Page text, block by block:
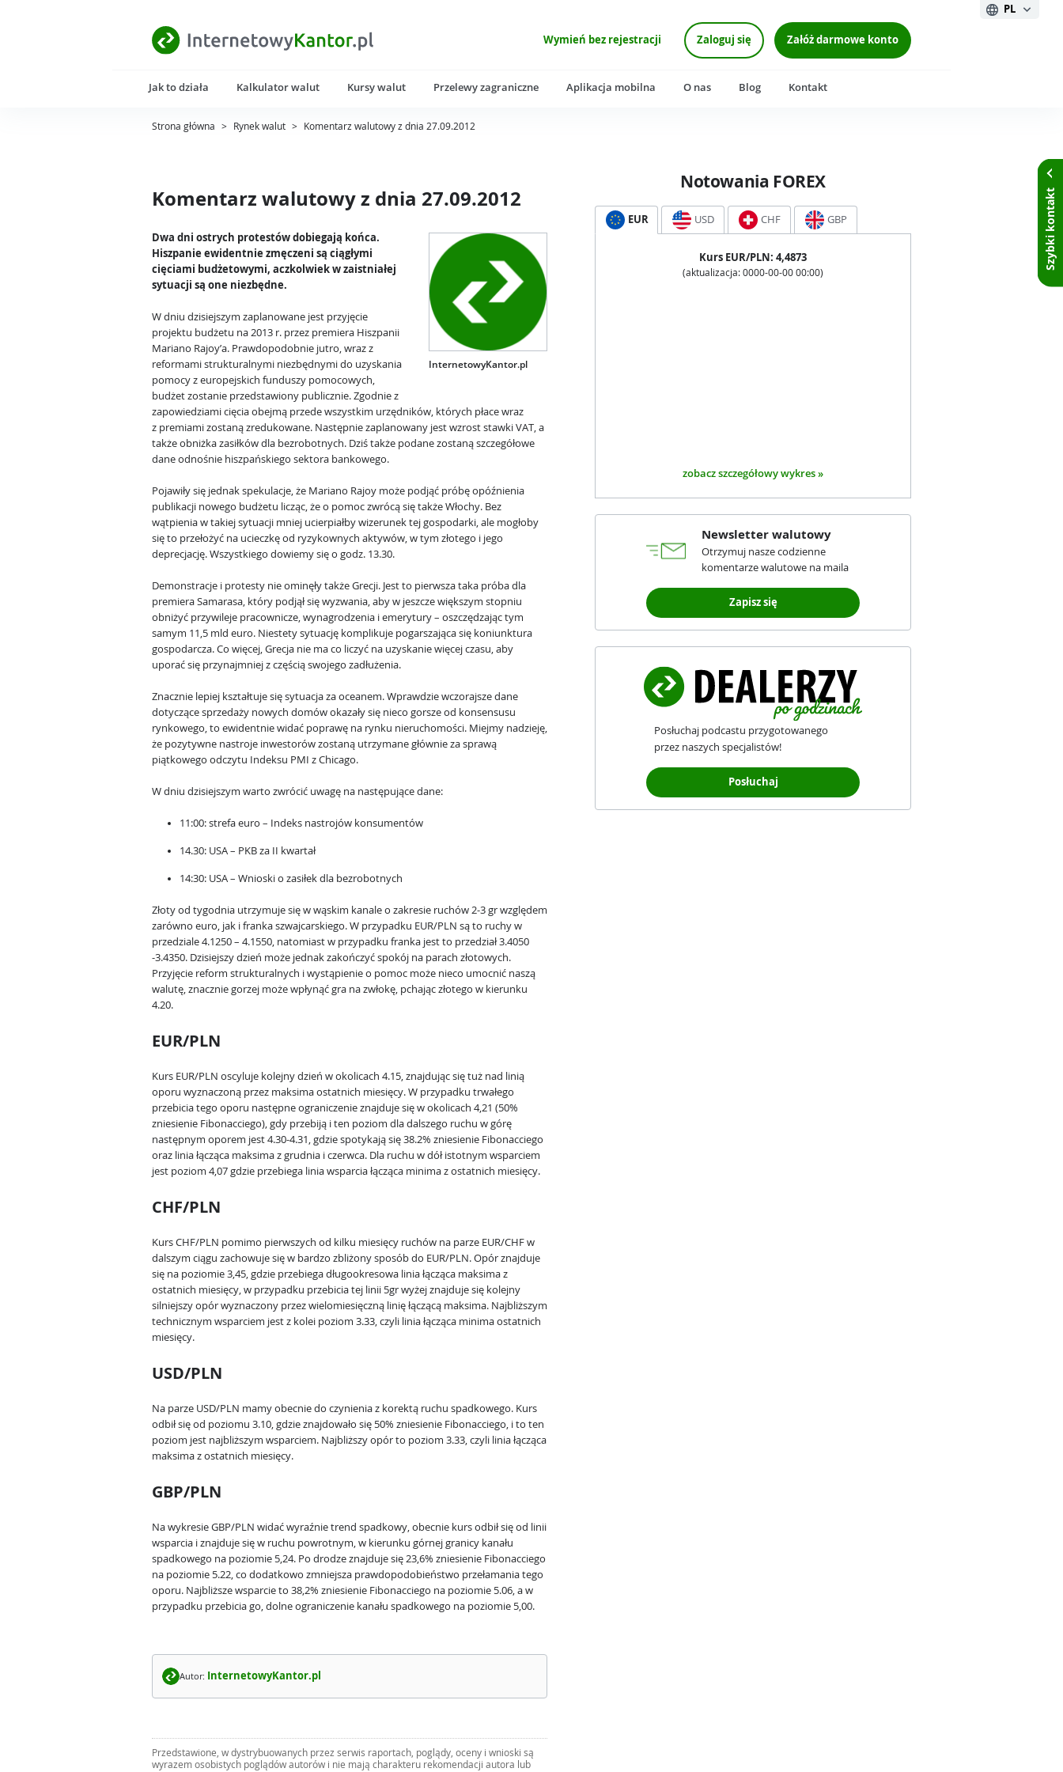
Wymień bez rejestracji Zaloguj się Załóż darmowe konto
PL
Jak to działa Kalkulator walut Kursy walut Przelewy zagraniczne Aplikacja mobilna O nas Blog Kontakt
Strona główna > Rynek walut > Komentarz walutowy z dnia 27.09.2012
Komentarz walutowy z dnia 27.09.2012
InternetowyKantor.pl
Dwa dni ostrych protestów dobiegają końca.
Hiszpanie ewidentnie zmęczeni są ciągłymi
cięciami budżetowymi, aczkolwiek w zaistniałej
sytuacji są one niezbędne.
W dniu dzisiejszym zaplanowane jest przyjęcie
projektu budżetu na 2013 r. przez premiera Hiszpanii
Mariano Rajoy’a. Prawdopodobnie jutro, wraz z
reformami strukturalnymi niezbędnymi do uzyskania
pomocy z europejskich funduszy pomocowych,
budżet zostanie przedstawiony publicznie. Zgodnie z
zapowiedziami cięcia obejmą przede wszystkim urzędników, których płace wraz
z premiami zostaną zredukowane. Następnie zaplanowany jest wzrost stawki VAT, a
także obniżka zasiłków dla bezrobotnych. Dziś także podane zostaną szczegółowe
dane odnośnie hiszpańskiego sektora bankowego.
Pojawiły się jednak spekulacje, że Mariano Rajoy może podjąć próbę opóźnienia
publikacji nowego budżetu licząc, że o pomoc zwrócą się także Włochy. Bez
wątpienia w takiej sytuacji mniej ucierpiałby wizerunek tej gospodarki, ale mogłoby
się to przełożyć na ucieczkę od ryzykownych aktywów, w tym złotego i jego
deprecjację. Wszystkiego dowiemy się o godz. 13.30.
Demonstracje i protesty nie ominęły także Grecji. Jest to pierwsza taka próba dla
premiera Samarasa, który podjął się wyzwania, aby w jeszcze większym stopniu
obniżyć przywileje pracownicze, wynagrodzenia i emerytury – oszczędzając tym
samym 11,5 mld euro. Niestety sytuację komplikuje pogarszająca się koniunktura
gospodarcza. Co więcej, Grecja nie ma co liczyć na uzyskanie więcej czasu, aby
uporać się przynajmniej z częścią swojego zadłużenia.
Znacznie lepiej kształtuje się sytuacja za oceanem. Wprawdzie wczorajsze dane
dotyczące sprzedaży nowych domów okazały się nieco gorsze od konsensusu
rynkowego, to ewidentnie widać poprawę na rynku nieruchomości. Miejmy nadzieję,
że pozytywne nastroje inwestorów zostaną utrzymane głównie za sprawą
piątkowego odczytu Indeksu PMI z Chicago.
W dniu dzisiejszym warto zwrócić uwagę na następujące dane:
11:00: strefa euro – Indeks nastrojów konsumentów
14.30: USA – PKB za II kwartał
14:30: USA – Wnioski o zasiłek dla bezrobotnych
Złoty od tygodnia utrzymuje się w wąskim kanale o zakresie ruchów 2-3 gr względem
zarówno euro, jak i franka szwajcarskiego. W przypadku EUR/PLN są to ruchy w
przedziale 4.1250 – 4.1550, natomiast w przypadku franka jest to przedział 3.4050
-3.4350. Dzisiejszy dzień może jednak zakończyć spokój na parach złotowych.
Przyjęcie reform strukturalnych i wystąpienie o pomoc może nieco umocnić naszą
walutę, znacznie gorzej może wpłynąć gra na zwłokę, pchając złotego w kierunku
4.20.
EUR/PLN
Kurs EUR/PLN oscyluje kolejny dzień w okolicach 4.15, znajdując się tuż nad linią
oporu wyznaczoną przez maksima ostatnich miesięcy. W przypadku trwałego
przebicia tego oporu następne ograniczenie znajduje się w okolicach 4,21 (50%
zniesienie Fibonacciego), gdy przebiją i ten poziom dla dalszego ruchu w górę
następnym oporem jest 4.30-4.31, gdzie spotykają się 38.2% zniesienie Fibonacciego
oraz linia łącząca maksima z grudnia i czerwca. Dla ruchu w dół istotnym wsparciem
jest poziom 4,07 gdzie przebiega linia wsparcia łącząca minima z ostatnich miesięcy.
CHF/PLN
Kurs CHF/PLN pomimo pierwszych od kilku miesięcy ruchów na parze EUR/CHF w
dalszym ciągu zachowuje się w bardzo zbliżony sposób do EUR/PLN. Opór znajduje
się na poziomie 3,45, gdzie przebiega długookresowa linia łącząca maksima z
ostatnich miesięcy, w przypadku przebicia tej linii 5gr wyżej znajduje się kolejny
silniejszy opór wyznaczony przez wielomiesięczną linię łączącą maksima. Najbliższym
technicznym wsparciem jest z kolei poziom 3.33, czyli linia łącząca minima ostatnich
miesięcy.
USD/PLN
Na parze USD/PLN mamy obecnie do czynienia z korektą ruchu spadkowego. Kurs
odbił się od poziomu 3.10, gdzie znajdowało się 50% zniesienie Fibonacciego, i to ten
poziom jest najbliższym wsparciem. Najbliższy opór to poziom 3.33, czyli linia łącząca
maksima z ostatnich miesięcy.
GBP/PLN
Na wykresie GBP/PLN widać wyraźnie trend spadkowy, obecnie kurs odbił się od linii
wsparcia i znajduje się w ruchu powrotnym, w kierunku górnej granicy kanału
spadkowego na poziomie 5,24. Po drodze znajduje się 23,6% zniesienie Fibonacciego
na poziomie 5.22, co dodatkowo zmniejsza prawdopodobieństwo przełamania tego
oporu. Najbliższe wsparcie to 38,2% zniesienie Fibonacciego na poziomie 5.06, a w
przypadku przebicia go, dolne ograniczenie kanału spadkowego na poziomie 5,00.
Autor: InternetowyKantor.pl
Przedstawione, w dystrybuowanych przez serwis raportach, poglądy, oceny i wnioski są
wyrazem osobistych poglądów autorów i nie mają charakteru rekomendacji autora lub
Notowania FOREX
EUR USD CHF GBP
Kurs EUR/PLN: 4,4873
(aktualizacja: 0000-00-00 00:00)
zobacz szczegółowy wykres »
Newsletter walutowy
Otrzymuj nasze codzienne
komentarze walutowe na maila
Zapisz się
Posłuchaj podcastu przygotowanego
przez naszych specjalistów!
Posłuchaj
Szybki kontakt